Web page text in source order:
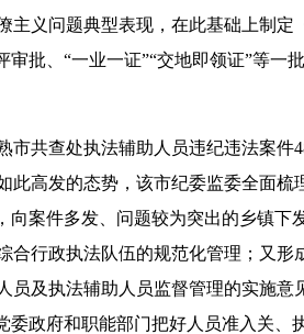
主义问题典型表现，在此基础上制定
审批、“一业一证”“交地即领证”等一
共查处执法辅助人员违纪违法案件
此高发的态势，该市纪委监委全面梳
向案件多发、问题较为突出的乡镇下
合行政执法队伍的规范化管理；又形
员及执法辅助人员监督管理的实施意
委政府和职能部门把好人员准入关、